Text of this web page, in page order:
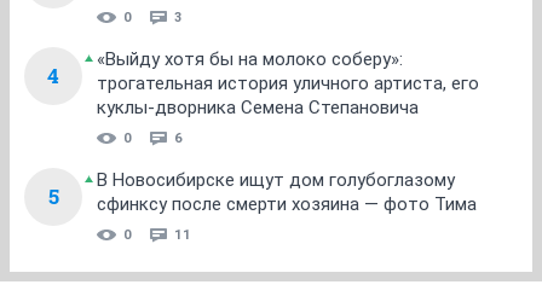
0 3
4
«Выйду хотя бы на молоко соберу»:
трогательная история уличного артиста, его
куклы-дворника Семена Степановича
0 6
5
В Новосибирске ищут дом голубоглазому
сфинксу после смерти хозяина — фото Тима
0 11